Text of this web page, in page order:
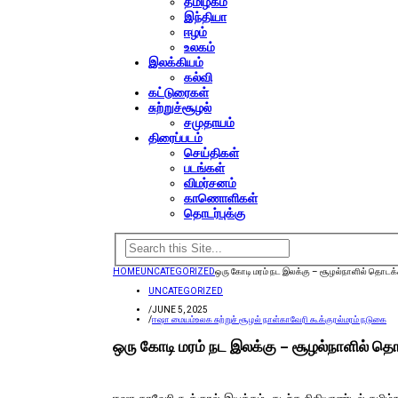
இந்தியா
ஈழம்
உலகம்
இலக்கியம்
கல்வி
கட்டுரைகள்
சுற்றுச்சூழல்
சமுதாயம்
திரைப்படம்
செய்திகள்
படங்கள்
விமர்சனம்
காணொளிகள்
தொடர்புக்கு
HOMEUNCATEGORIZEDஒரு கோடி மரம் நட இலக்கு – சூழல்நாளில்
UNCATEGORIZED
/JUNE 5, 2025
/ஈஷா மையம்உலக சுற்றுச் சூழல் நாள்காவேரி கூக்குரல்மரம் நடுகை
ஒரு கோடி மரம் நட இலக்கு – சூழல்நாளில்